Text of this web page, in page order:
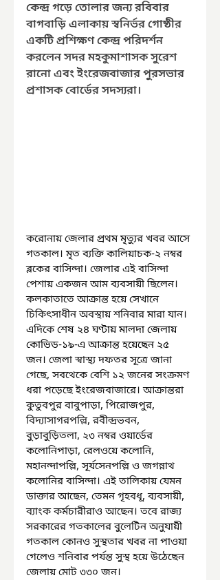
কেন্দ্র গড়ে তোলার জন্য রবিবার
বাগবাড়ি এলাকায় স্বনির্ভর গোষ্ঠীর
একটি প্রশিক্ষণ কেন্দ্র পরিদর্শন
করলেন সদর মহকুমাশাসক সুরেশ
রানো এবং ইংরেজবাজার পুরসভার
প্রশাসক বোর্ডের সদস্যরা।
করোনায় জেলার প্রথম মৃত্যুর খবর আসে
গতকাল। মৃত ব্যক্তি কালিয়াচক-২ নম্বর
ব্লকের বাসিন্দা। জেলার এই বাসিন্দা
পেশায় একজন আম ব্যবসায়ী ছিলেন।
কলকাতাতে আক্রান্ত হয়ে সেখানে
চিকিৎসাধীন অবস্থায় শনিবার মারা যান।
এদিকে শেষ ২৪ ঘণ্টায় মালদা জেলায়
কোভিড-১৯-এ আক্রান্ত হয়েছেন ২৫
জন। জেলা স্বাস্থ্য দফতর সূত্রে জানা
গেছে, সবথেকে বেশি ১২ জনের সংক্রমণ
ধরা পড়েছে ইংরেজবাজারে। আক্রান্তরা
কুতুবপুর বাবুপাড়া, পিরোজপুর,
বিদ্যাসাগরপল্লি, রবীন্দ্রভবন,
বুড়াবুড়িতলা, ২৩ নম্বর ওয়ার্ডের
কলোনিপাড়া, রেলওয়ে কলোনি,
মহানন্দাপল্লি, সূর্যসেনপল্লি ও জগন্নাথ
কলোনির বাসিন্দা। এই তালিকায় যেমন
ডাক্তার আছেন, তেমন গৃহবধূ, ব্যবসায়ী,
ব্যাংক কর্মচারীরাও আছেন। তবে রাজ্য
সরকারের গতকালের বুলেটিন অনুযায়ী
গতকাল কোনও সুস্থতার খবর না পাওয়া
গেলেও শনিবার পর্যন্ত সুস্থ হয়ে উঠেছেন
জেলায় মোট ৩৩০ জন।